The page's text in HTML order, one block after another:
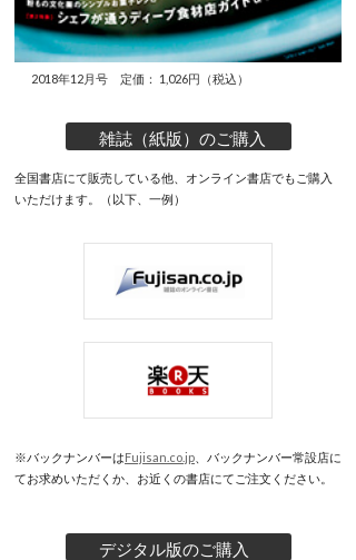
2018年12月号 定価： 1,026円（税込）
雑誌（紙版）のご購入
全国書店にて販売している他、オンライン書店でもご購入
いただけます。（以下、一例）
※バックナンバーはFujisan.co.jp 、バックナンバー常設店に
てお求めいただくか、お近くの書店にてご注文ください。
デジタル版のご購入